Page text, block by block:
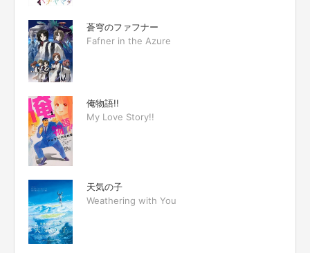
蒼穹のファフナー
Fafner in the Azure
俺物語!!
My Love Story!!
天気の子
Weathering with You